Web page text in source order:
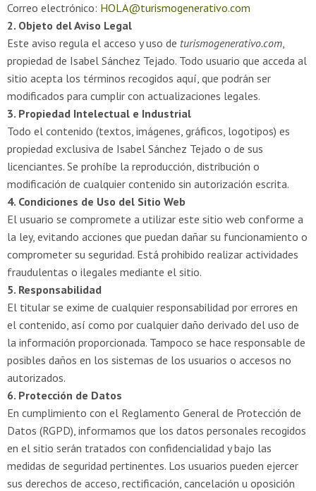
Correo electrónico: HOLA@turismogenerativo.com
2. Objeto del Aviso Legal
Este aviso regula el acceso y uso de turismogenerativo.com,
propiedad de Isabel Sánchez Tejado. Todo usuario que acceda al
sitio acepta los términos recogidos aquí, que podrán ser
modificados para cumplir con actualizaciones legales.
3. Propiedad Intelectual e Industrial
Todo el contenido (textos, imágenes, gráficos, logotipos) es
propiedad exclusiva de Isabel Sánchez Tejado o de sus
licenciantes. Se prohíbe la reproducción, distribución o
modificación de cualquier contenido sin autorización escrita.
4. Condiciones de Uso del Sitio Web
El usuario se compromete a utilizar este sitio web conforme a
la ley, evitando acciones que puedan dañar su funcionamiento o
comprometer su seguridad. Está prohibido realizar actividades
fraudulentas o ilegales mediante el sitio.
5. Responsabilidad
El titular se exime de cualquier responsabilidad por errores en
el contenido, así como por cualquier daño derivado del uso de
la información proporcionada. Tampoco se hace responsable de
posibles daños en los sistemas de los usuarios o accesos no
autorizados.
6. Protección de Datos
En cumplimiento con el Reglamento General de Protección de
Datos (RGPD), informamos que los datos personales recogidos
en el sitio serán tratados con confidencialidad y bajo las
medidas de seguridad pertinentes. Los usuarios pueden ejercer
sus derechos de acceso, rectificación, cancelación u oposición